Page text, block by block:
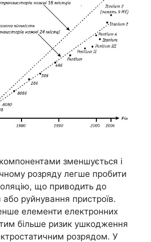
зменшується і
розряду легше пробити
що приводить до
руйнування пристроїв.
елементи електронних
більше ризик ушкодження
розрядом. У